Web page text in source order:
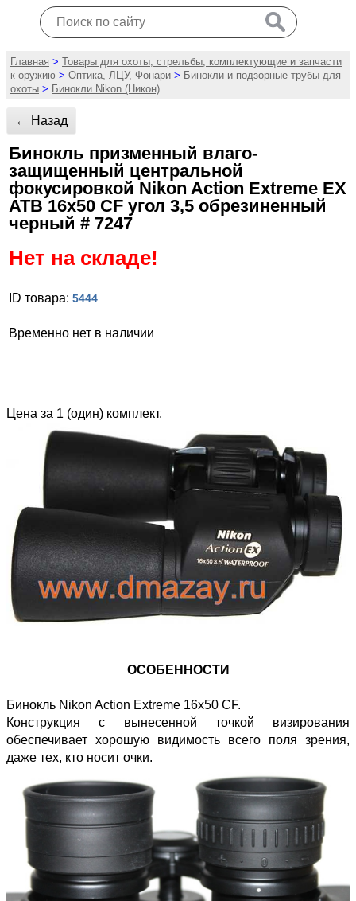
Главная > Товары для охоты, стрельбы, комплектующие и запчасти
к оружию > Оптика, ЛЦУ, Фонари > Бинокли и подзорные трубы для
охоты > Бинокли Nikon (Никон)
← Назад
Бинокль призменный влаго-
защищенный центральной
фокусировкой Nikon Action Extreme EX
ATB 16x50 CF угол 3,5 обрезиненный
черный # 7247
Нет на складе!
ID товара: 5444
Временно нет в наличии
Цена за 1 (один) комплект.
ОСОБЕННОСТИ
Бинокль Nikon Action Extreme 16x50 CF.
Конструкция с вынесенной точкой визирования
обеспечивает хорошую видимость всего поля зрения,
даже тех, кто носит очки.